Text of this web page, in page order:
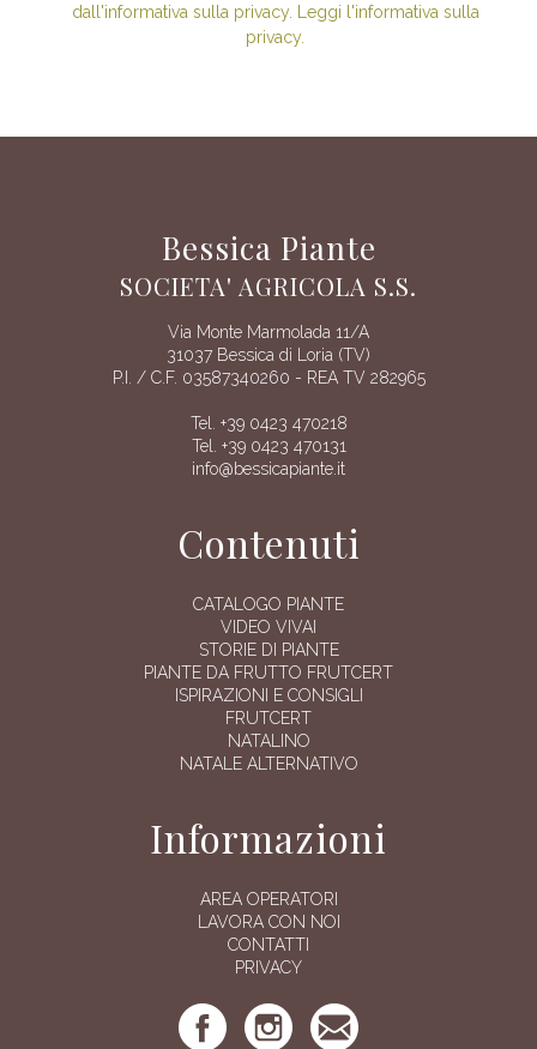
dall'informativa sulla privacy. Leggi l'informativa sulla
privacy.
Bessica Piante
SOCIETA' AGRICOLA S.S.
Via Monte Marmolada 11/A
31037 Bessica di Loria (TV)
P.I. / C.F. 03587340260 - REA TV 282965
Tel. +39 0423 470218
Tel. +39 0423 470131
info@bessicapiante.it
Contenuti
CATALOGO PIANTE
VIDEO VIVAI
STORIE DI PIANTE
PIANTE DA FRUTTO FRUTCERT
ISPIRAZIONI E CONSIGLI
FRUTCERT
NATALINO
NATALE ALTERNATIVO
Informazioni
AREA OPERATORI
LAVORA CON NOI
CONTATTI
PRIVACY